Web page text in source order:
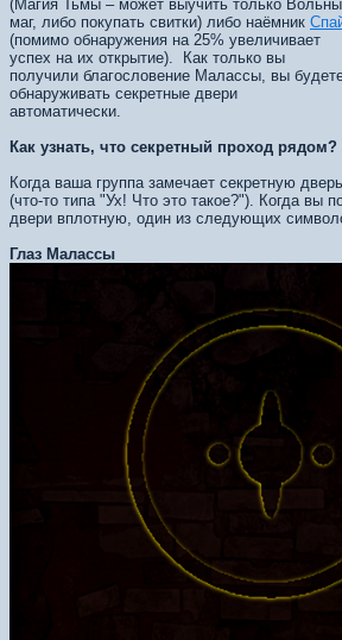
(Магия Тьмы – может выучить только
маг, либо покупать свитки) либо наёмник
(помимо обнаружения на 25% увеличивает
успех на их открытие). Как только вы
получили благословение Малассы, вы
обнаруживать секретные двери
автоматически.
Как узнать, что секретный проход рядом?
Когда ваша группа замечает секретную
(что-то типа "Ух! Что это такое?"). Когда вы
двери вплотную, один из следующих
Глаз Малассы